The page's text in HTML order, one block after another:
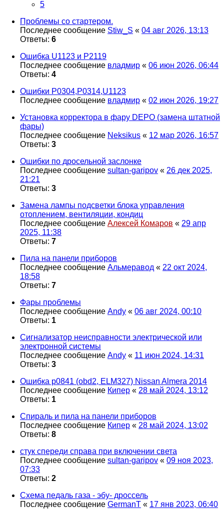
5
Проблемы со стартером.
Последнее сообщение Stiw_S « 04 авг 2026, 13:13
Ответы: 6
Ошибка U1123 и P2119
Последнее сообщение владмир « 06 июн 2026, 06:44
Ответы: 4
Ошибки Р0304,Р0314,U1123
Последнее сообщение владмир « 02 июн 2026, 19:27
Установка корректора в фару DEPO (замена штатной
фары)
Последнее сообщение Neksikus « 12 мар 2026, 16:57
Ответы: 3
Ошибки по дросельной заслонке
Последнее сообщение sultan-garipov « 26 дек 2025,
21:21
Ответы: 3
Замена лампы подсветки блока управления
отоплением, вентиляции, кондиц
Последнее сообщение Алексей Комаров « 29 апр
2025, 11:38
Ответы: 7
Пила на панели приборов
Последнее сообщение Альмеравод « 22 окт 2024,
18:58
Ответы: 7
Фары проблемы
Последнее сообщение Andy « 06 авг 2024, 00:10
Ответы: 1
Сигнализатор неисправности электрической или
электронной системы
Последнее сообщение Andy « 11 июн 2024, 14:31
Ответы: 3
Ошибка p0841 (obd2, ELM327) Nissan Almera 2014
Последнее сообщение Кипер « 28 май 2024, 13:12
Ответы: 1
Спираль и пила на панели приборов
Последнее сообщение Кипер « 28 май 2024, 13:02
Ответы: 8
стук спереди справа при включении света
Последнее сообщение sultan-garipov « 09 ноя 2023,
07:33
Ответы: 2
Схема педаль газа - эбу- дроссель
Последнее сообщение GermanT « 17 янв 2023, 06:40